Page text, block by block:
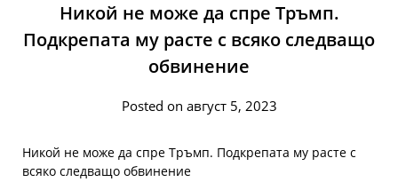
Никой не може да спре Тръмп.
Подкрепата му расте с всяко следващо
обвинение
Posted on август 5, 2023
Никой не може да спре Тръмп. Подкрепата му расте с
всяко следващо обвинение